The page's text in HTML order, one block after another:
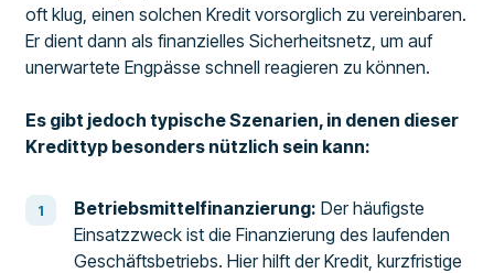
oft klug, einen solchen Kredit vorsorglich zu vereinbaren.
Er dient dann als finanzielles Sicherheitsnetz, um auf
unerwartete Engpässe schnell reagieren zu können.
Es gibt jedoch typische Szenarien, in denen dieser
Kredittyp besonders nützlich sein kann:
Betriebsmittelfinanzierung: Der häufigste
Einsatzzweck ist die Finanzierung des laufenden
Geschäftsbetriebs. Hier hilft der Kredit, kurzfristige